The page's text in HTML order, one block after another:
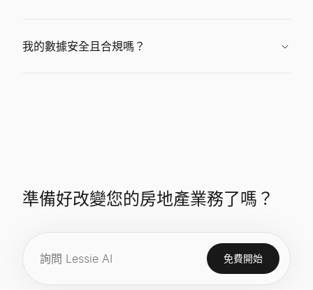
我的數據安全且合規嗎？
準備好改變您的房地產業務了嗎？
免費開始